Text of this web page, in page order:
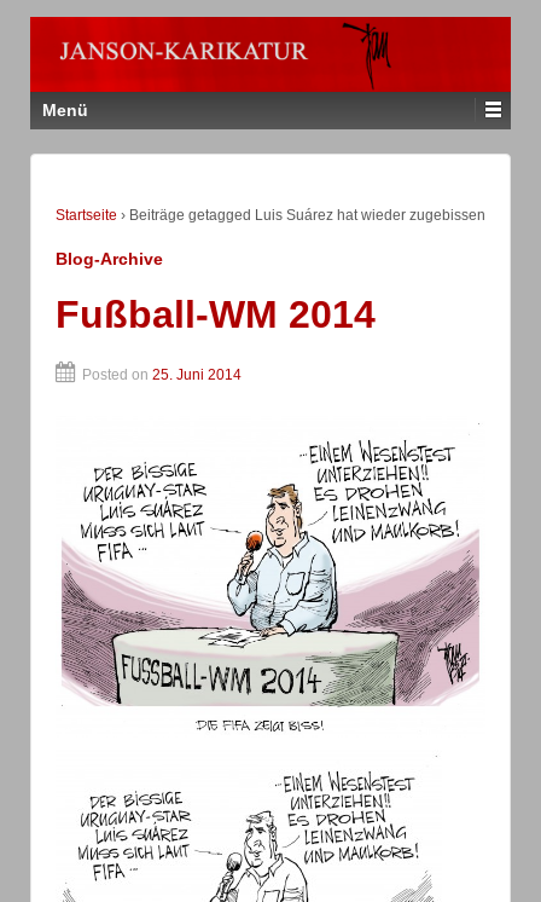
Menü
Startseite › Beiträge getagged Luis Suárez hat wieder zugebissen
Blog-Archive
Fußball-WM 2014
Posted on 25. Juni 2014